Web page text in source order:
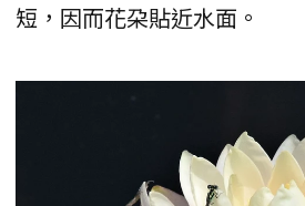
短，因而花朶貼近水面。